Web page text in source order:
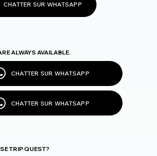
CHATTER SUR WHATSAPP
ALWAYS AVAILABLE.
CHATTER SUR WHATSAPP
CHATTER SUR WHATSAPP
TRIP QUEST?